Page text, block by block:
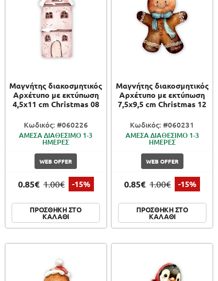
Μαγνήτης διακοσμητικός
Αρχέτυπο με εκτύπωση
4,5x11 cm Christmas 08
Κωδικός: #060226
ΑΜΕΣΑ ΔΙΑΘΕΣΙΜΟ 1-3
ΗΜΕΡΕΣ
WEB OFFER
0.85€ 1.00€ -15%
ΠΡΟΣΘΗΚΗ ΣΤΟ
ΚΑΛΑΘΙ
Μαγνήτης διακοσμητικός
Αρχέτυπο με εκτύπωση
7,5x9,5 cm Christmas 12
Κωδικός: #060231
ΑΜΕΣΑ ΔΙΑΘΕΣΙΜΟ 1-3
ΗΜΕΡΕΣ
WEB OFFER
0.85€ 1.00€ -15%
ΠΡΟΣΘΗΚΗ ΣΤΟ
ΚΑΛΑΘΙ